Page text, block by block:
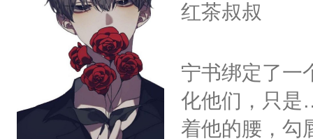
红茶叔叔
宁书绑定了一
化他们，只是
着他的腰，勾